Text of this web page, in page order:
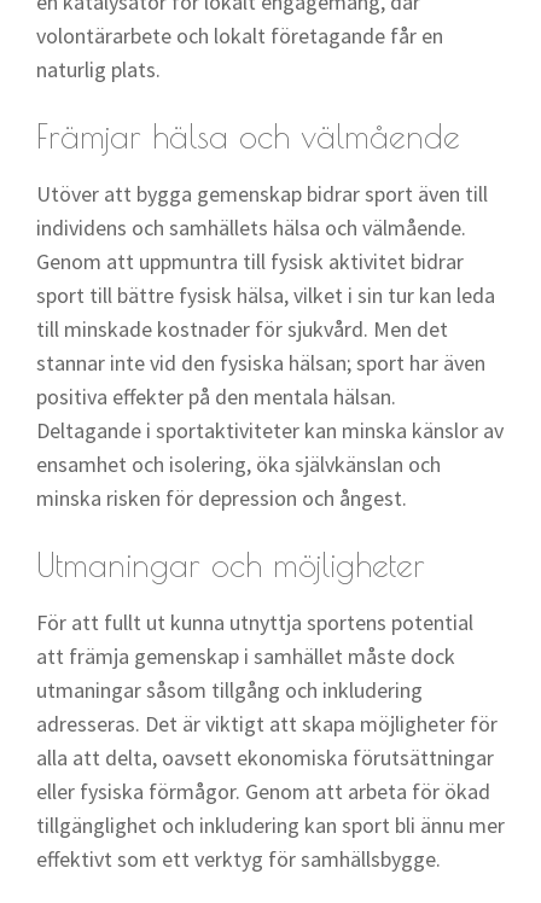
volontärarbete och lokalt företagande får en
naturlig plats.
Främjar hälsa och välmående
Utöver att bygga gemenskap bidrar sport även till
individens och samhällets hälsa och välmående.
Genom att uppmuntra till fysisk aktivitet bidrar
sport till bättre fysisk hälsa, vilket i sin tur kan leda
till minskade kostnader för sjukvård. Men det
stannar inte vid den fysiska hälsan; sport har även
positiva effekter på den mentala hälsan.
Deltagande i sportaktiviteter kan minska känslor av
ensamhet och isolering, öka självkänslan och
minska risken för depression och ångest.
Utmaningar och möjligheter
För att fullt ut kunna utnyttja sportens potential
att främja gemenskap i samhället måste dock
utmaningar såsom tillgång och inkludering
adresseras. Det är viktigt att skapa möjligheter för
alla att delta, oavsett ekonomiska förutsättningar
eller fysiska förmågor. Genom att arbeta för ökad
tillgänglighet och inkludering kan sport bli ännu mer
effektivt som ett verktyg för samhällsbygge.